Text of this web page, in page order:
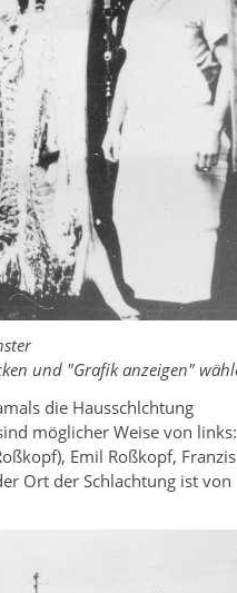
und "Grafik anzeigen"
die Hausschlchtung
möglicher Weise von links:
Emil Roßkopf,
Ort der Schlachtung ist von